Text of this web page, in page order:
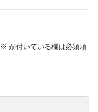
※ が付いている欄は必須項